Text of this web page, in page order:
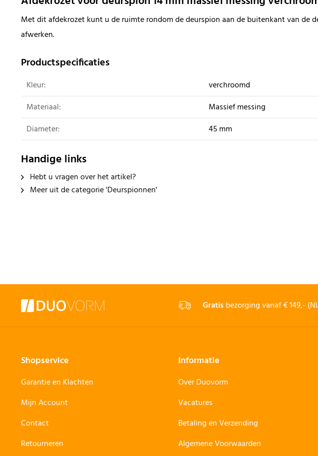
Met dit afdekrozet kunt u de ruimte rondom de deurspion aan de buitenkant van de
afwerken.
Productspecificaties
Kleur:
verchroomd
Materiaal:
Massief messing
Diameter:
45 mm
Handige links
Hebt u vragen over het artikel?
Meer uit de categorie 'Deurspionnen'
Gratisbezorging vanaf € 149,-
Shopservice
Garantie en Klachten
Mijn Account
Contact
Retourneren
Informatie
Over Duovorm
Vacatures
Betaling en Verzending
Algemene Voorwaarden